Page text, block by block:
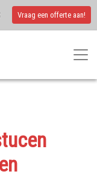
Vraag een offerte aan!